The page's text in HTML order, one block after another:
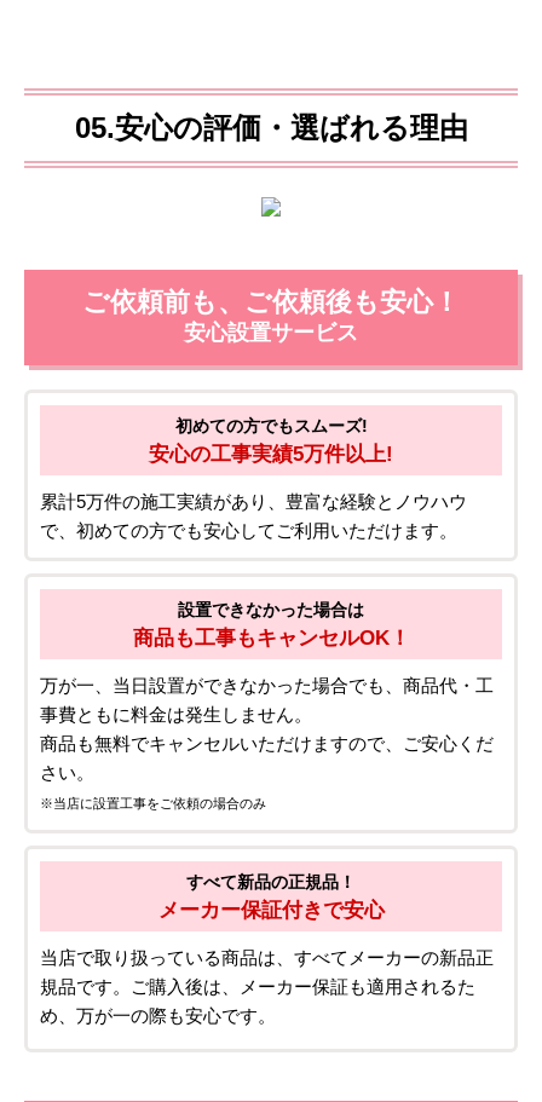
05.安心の評価・選ばれる理由
ご依頼前も、ご依頼後も安心！
安心設置サービス
初めての方でもスムーズ!
安心の工事実績5万件以上!
累計5万件の施工実績があり、豊富な経験とノウハウ
で、初めての方でも安心してご利用いただけます。
設置できなかった場合は
商品も工事もキャンセルOK！
万が一、当日設置ができなかった場合でも、商品代・工
事費ともに料金は発生しません。
商品も無料でキャンセルいただけますので、ご安心くだ
さい。
※当店に設置工事をご依頼の場合のみ
すべて新品の正規品！
メーカー保証付きで安心
当店で取り扱っている商品は、すべてメーカーの新品正
規品です。ご購入後は、メーカー保証も適用されるた
め、万が一の際も安心です。